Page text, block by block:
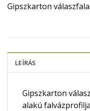
Gipszkarton
LEÍRÁS
Gipszkarton
alakú